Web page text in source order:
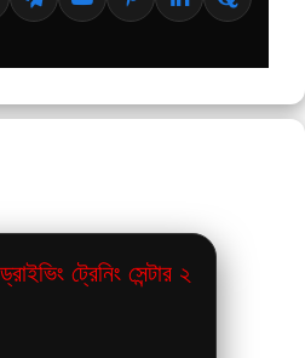
ট্রেনিং সেন্টার ২